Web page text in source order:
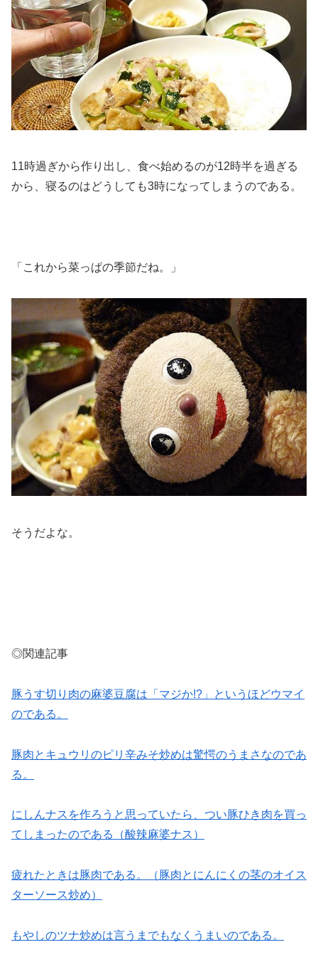
11時過ぎから作り出し、食べ始めるのが12時半を過ぎる
から、寝るのはどうしても3時になってしまうのである。
「これから菜っぱの季節だね。」
そうだよな。
◎関連記事
豚うす切り肉の麻婆豆腐は「マジか!?」というほどウマイ
のである。
豚肉とキュウリのピリ辛みそ炒めは驚愕のうまさなのであ
る。
にしんナスを作ろうと思っていたら、つい豚ひき肉を買っ
てしまったのである（酸辣麻婆ナス）
疲れたときは豚肉である。（豚肉とにんにくの茎のオイス
ターソース炒め）
もやしのツナ炒めは言うまでもなくうまいのである。